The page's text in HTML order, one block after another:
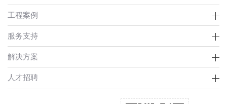
工程案例
服务支持
解决方案
人才招聘